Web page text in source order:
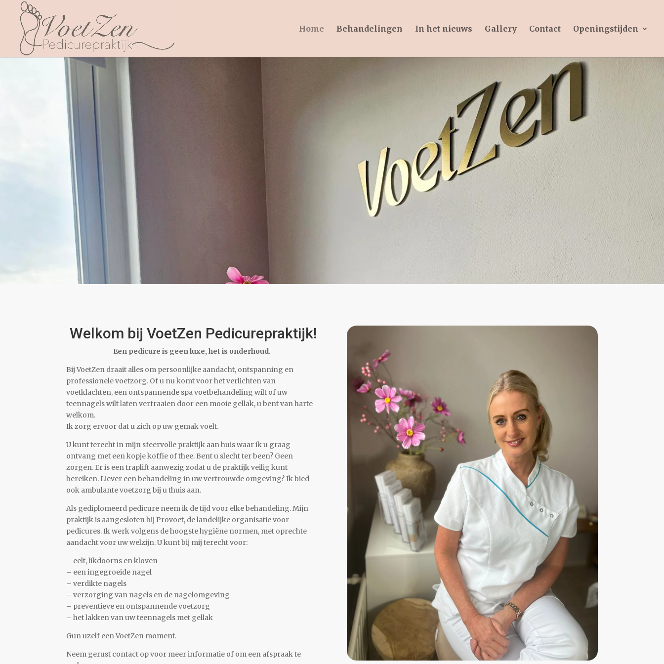
Home Behandelingen In het nieuws Gallery Contact Openingstijden
Welkom bij VoetZen Pedicurepraktijk!
Een pedicure is geen luxe, het is onderhoud.
Bij VoetZen draait alles om persoonlijke aandacht, ontspanning en
professionele voetzorg. Of u nu komt voor het verlichten van
voetklachten, een ontspannende spa voetbehandeling wilt of uw
teennagels wilt laten verfraaien door een mooie gellak, u bent van harte
welkom.
Ik zorg ervoor dat u zich op uw gemak voelt.
U kunt terecht in mijn sfeervolle praktijk aan huis waar ik u graag
ontvang met een kopje koffie of thee. Bent u slecht ter been? Geen
zorgen. Er is een traplift aanwezig zodat u de praktijk veilig kunt
bereiken. Liever een behandeling in uw vertrouwde omgeving? Ik bied
ook ambulante voetzorg bij u thuis aan.
Als gediplomeerd pedicure neem ik de tijd voor elke behandeling. Mijn
praktijk is aangesloten bij Provoet, de landelijke organisatie voor
pedicures. Ik werk volgens de hoogste hygiëne normen, met oprechte
aandacht voor uw welzijn. U kunt bij mij terecht voor:
– eelt, likdoorns en kloven
– een ingegroeide nagel
– verdikte nagels
– verzorging van nagels en de nagelomgeving
– preventieve en ontspannende voetzorg
– het lakken van uw teennagels met gellak
Gun uzelf een VoetZen moment.
Neem gerust contact op voor meer informatie of om een afspraak te